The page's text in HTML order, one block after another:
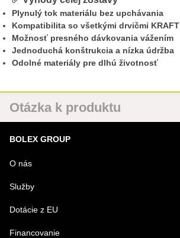
Plynulý tok materiálu bez upchávania
Kompatibilita so všetkými drvičmi KRAFT
Možnosť presného dávkovania vážením
Jednoduchá konštrukcia a nízka údržba
Odolné materiály pre dlhú životnosť
Otázka k produktu
MENO
VÁŠ E-MAIL
VAŠA OTÁZKA K PRODUKTU
BOLEX GROUP
O nás
Služby
Dotácie z EU
Financovanie